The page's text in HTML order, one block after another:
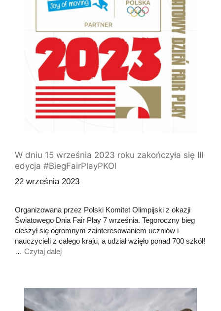
W dniu 15 września 2023 roku zakończyła się III
edycja #BiegFairPlayPKOl
22 września 2023
Organizowana przez Polski Komitet Olimpijski z okazji
Światowego Dnia Fair Play 7 września. Tegoroczny bieg
cieszył się ogromnym zainteresowaniem uczniów i
nauczycieli z całego kraju, a udział wzięło ponad 700 szkół!
… Czytaj dalej